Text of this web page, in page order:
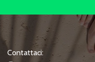
Contattaci: